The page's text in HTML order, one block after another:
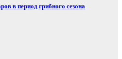
в период грибного сезона